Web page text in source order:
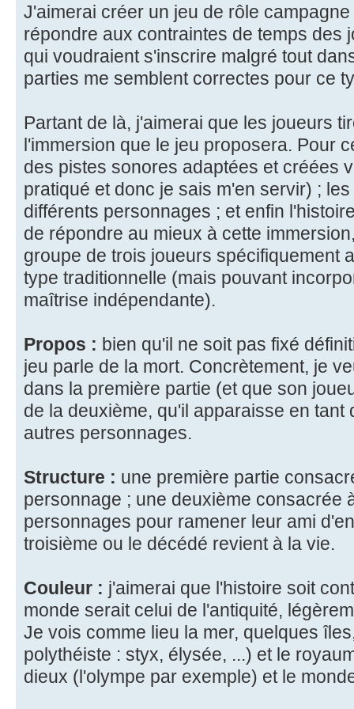
J'aimerai créer un jeu de rôle
répondre aux contraintes de temps des
qui voudraient s'inscrire malgré tout
parties me semblent correctes pour ce
Partant de là, j'aimerai que les joueurs
l'immersion que le jeu proposera. Pour
des pistes sonores adaptées et créées
pratiqué et donc je sais m'en servir) ;
différents personnages ; et enfin
de répondre au mieux à cette
groupe de trois joueurs spécifiquement
type traditionnelle (mais pouvant
maîtrise indépendante).
Propos : bien qu'il ne soit pas fixé
jeu parle de la mort. Concrètement, je
dans la première partie (et que son
de la deuxième, qu'il apparaisse en tant
autres personnages.
Structure : une première partie
personnage ; une deuxième consacrée
personnages pour ramener leur ami
troisième ou le décédé revient à la vie.
Couleur : j'aimerai que l'histoire soit
monde serait celui de l'antiquité,
Je vois comme lieu la mer, quelques
polythéiste : styx, élysée, ...) et le
dieux (l'olympe par exemple) et le